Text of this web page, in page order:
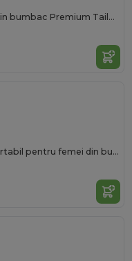
Tricou bărbătesc din bumbac Premium Tailored Fit
Tricou clasic confortabil pentru femei din bumbac gros